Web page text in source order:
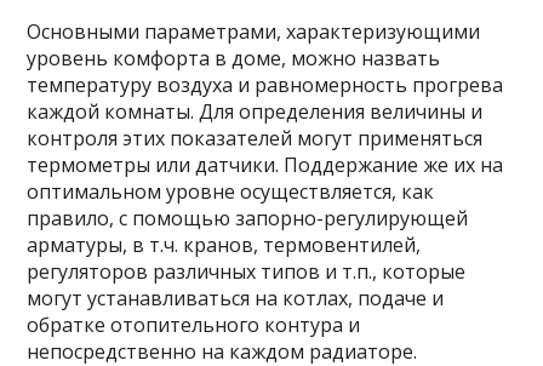
Основными параметрами, характеризующими
уровень комфорта в доме, можно назвать
температуру воздуха и равномерность прогрева
каждой комнаты. Для определения величины и
контроля этих показателей могут применяться
термометры или датчики. Поддержание же их на
оптимальном уровне осуществляется, как
правило, с помощью запорно-регулирующей
арматуры, в т.ч. кранов, термовентилей,
регуляторов различных типов и т.п., которые
могут устанавливаться на котлах, подаче и
обратке отопительного контура и
непосредственно на каждом радиаторе.